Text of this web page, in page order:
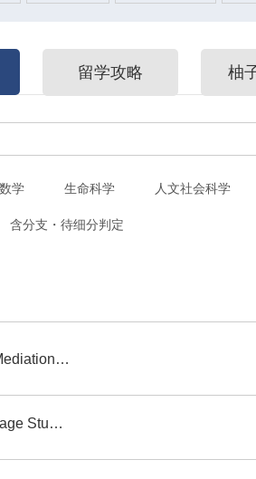
留学攻略 柚
学 生命科学 人文社会科学
含分支・待细分判定
和平建设与调解硕士 Peacebuilding and Mediation MLitt
博物馆与遗产研究硕士 Museum and Heritage Studies MLitt